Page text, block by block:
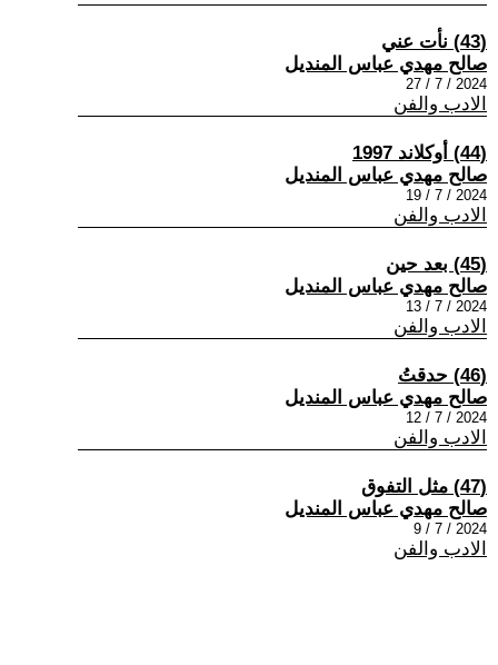
(43) نأت عني
صالح مهدي عباس المنديل
2024 / 7 / 27
الادب والفن
(44) أوكلاند 1997
صالح مهدي عباس المنديل
2024 / 7 / 19
الادب والفن
(45) بعد حين
صالح مهدي عباس المنديل
2024 / 7 / 13
الادب والفن
(46) حدقتُ
صالح مهدي عباس المنديل
2024 / 7 / 12
الادب والفن
(47) مثل التفوق
صالح مهدي عباس المنديل
2024 / 7 / 9
الادب والفن